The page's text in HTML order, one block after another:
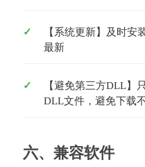
【系统更新】及时安
最新
【避免第三方DLL】
DLL文件，避免下载
六、兼容软件